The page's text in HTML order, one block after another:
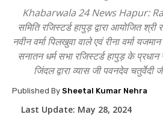
Khabarwala 24 News Hapur:
समिति रजिस्टर्ड हापुड़ द्वारा आयोजित
नवीन वर्मा पिलखुवा वाले एवं रीना वर्मा
सनातन धर्म सभा रजिस्टर्ड हापुड़ के प्रधान
जिंदल द्वारा व्यास जी पवनदेव
Published By Sheetal Kumar Nehra
Last Update: May 28, 2024